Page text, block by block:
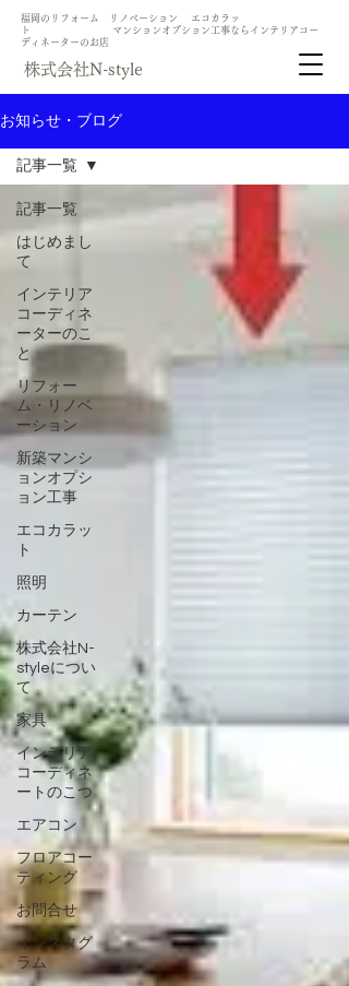
​福岡のリフォーム リノベーション エコカラッ
ト マンションオプション工事ならインテリアコー
ディネーターのお店
​株式会社N-style
お知らせ・ブログ
記事一覧
はじめまし
て
インテリア
コーディネ
ーターのこ
と
リフォー
ム・リノベ
ーション
新築マンシ
ョンオプシ
ョン工事
エコカラッ
ト
照明
カーテン
株式会社N-
styleについ
て
家具
インテリア
コーディネ
ートのこつ
エアコン
フロアコー
ティング
お問合せ
インスタグ
ラム
記事一覧